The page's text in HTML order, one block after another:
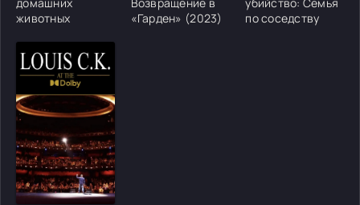
животных
«Гарден» (2023)
по соседству
[/xfgiven_cvh_poster_urlcvh_poster_url]